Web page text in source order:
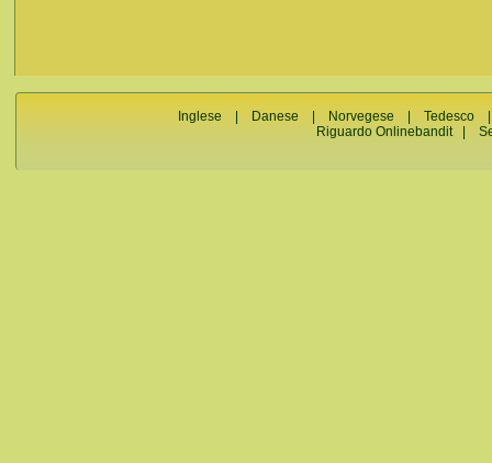
Inglese Danese Norvegese |Tedesco
Riguardo Onlinebandit|